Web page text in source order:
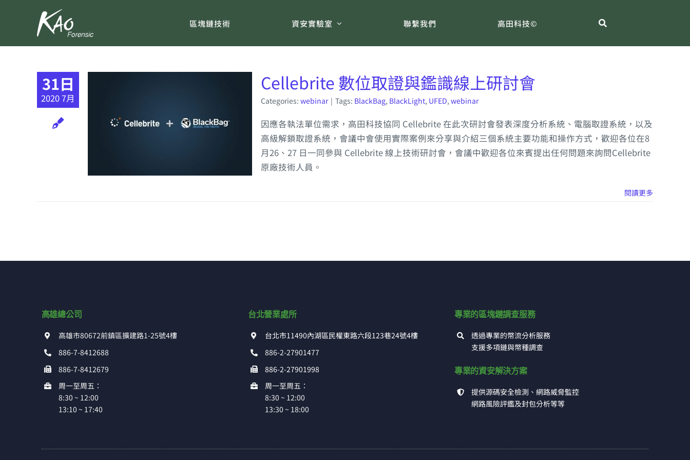
區塊鏈技術 資安實驗室 聯繫我們 高田科技©
31日
2020 7月
Cellebrite 數位取證與鑑識線上研討會
Categories: webinar | Tags: BlackBag, BlackLight, UFED, webinar
因應各執法單位需求，高田科技協同 Cellebrite 在此次研討會發表深度分析系統、電腦取證系統，以及
高級解鎖取證系統，會議中會使用實際案例來分享與介紹三個系統主要功能和操作方式，歡迎各位在8
月26、27 日一同參與 Cellebrite 線上技術研討會，會議中歡迎各位來賓提出任何問題來詢問Cellebrite
原廠技術人員。
閱讀更多
高雄總公司
高雄市80672前鎮區擴建路1-25號4樓
886-7-8412688
886-7-8412679
周一至周五：
8:30 ~ 12:00
13:10 ~ 17:40
台北營業處所
台北市11490內湖區民權東路六段123巷24號4樓
886-2-27901477
886-2-27901998
周一至周五：
8:30 ~ 12:00
13:30 ~ 18:00
專業的區塊鏈調查服務
透過專業的幣流分析服務
支援多項鏈與幣種調查
專業的資安解決方案
提供源碼安全檢測、網路威脅監控
網路風險評鑑及封包分析等等